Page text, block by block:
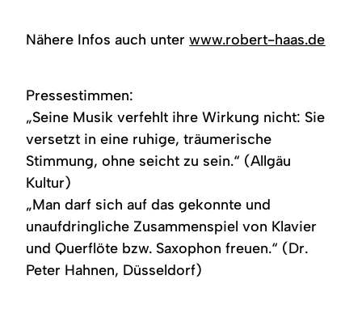
Nähere Infos auch unterwww.robert-haas.de
Pressestimmen:
„Seine Musik verfehlt ihre Wirkung nicht: Sie
versetzt in eine ruhige, träumerische
Stimmung, ohne seicht zu sein.“ (Allgäu
Kultur)
„Man darf sich auf das gekonnte und
unaufdringliche Zusammenspiel von Klavier
und Querflöte bzw. Saxophon freuen.“ (Dr.
Peter Hahnen, Düsseldorf)